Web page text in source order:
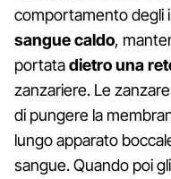
comportamento degli
sangue caldo,
portatadietro una
zanzariere. Le zanzare
di pungere la
lungo apparato
sangue. Quando poi